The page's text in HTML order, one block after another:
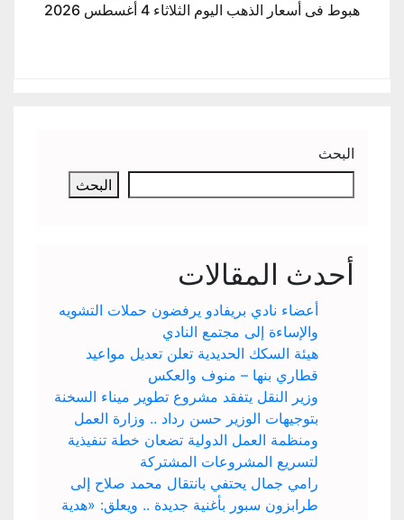
هبوط فى أسعار الذهب اليوم الثلاثاء 4 أغسطس 2026
البحث
البحث
أحدث المقالات
أعضاء نادي بريفادو يرفضون حملات التشويه
والإساءة إلى مجتمع النادي
هيئة السكك الحديدية تعلن تعديل مواعيد
قطاري بنها – منوف والعكس
وزير النقل يتفقد مشروع تطوير ميناء السخنة
بتوجيهات الوزير حسن رداد .. وزارة العمل
ومنظمة العمل الدولية تضعان خطة تنفيذية
لتسريع المشروعات المشتركة
رامي جمال يحتفي بانتقال محمد صلاح إلى
طرابزون سبور بأغنية جديدة .. ويعلق: «هدية